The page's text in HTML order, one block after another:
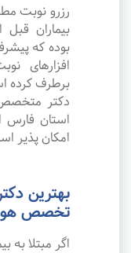
رزرو نوبت
بیماران
بوده که
افزارهای
برطرف کرده
دکتر
استان
امکان پذیر
بهترین
تخصص
اگر مبتلا به